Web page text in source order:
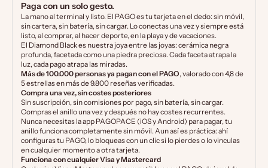
Paga con un solo gesto.
La mano al terminal y listo. El PAGO es tu tarjeta en el dedo: sin móvil,
sin cartera, sin batería, sin cargar. Lo conectas una vez y siempre está
listo, al comprar, al hacer deporte, en la playa y de vacaciones.
El Diamond Black es nuestra joya entre las joyas: cerámica negra
profunda, facetada como una piedra preciosa. Cada faceta atrapa la
luz, cada pago atrapa las miradas.
Más de 100.000 personas ya pagan con el PAGO, valorado con 4,8 de
5 estrellas en más de 9.800 reseñas verificadas.
Compra una vez, sin costes posteriores
Sin suscripción, sin comisiones por pago, sin batería, sin cargar.
Compras el anillo una vez y después no hay costes recurrentes.
Nunca necesitas la app PAGOPACE (iOS y Android) para pagar, tu
anillo funciona completamente sin móvil. Aun así es práctica: ahí
configuras tu PAGO, lo bloqueas con un clic si lo pierdes o lo vinculas
en cualquier momento a otra tarjeta.
Funciona con cualquier Visa y Mastercard